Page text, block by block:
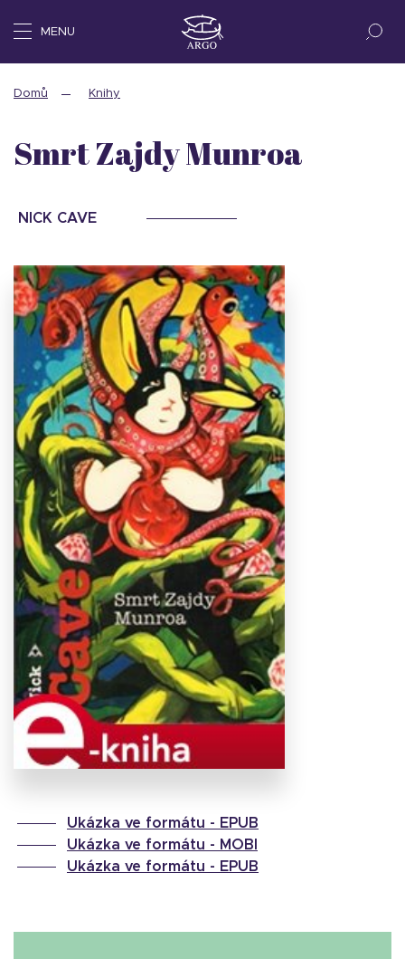
MENU
Domů Knihy
Ukázka ve formátu - EPUB
Ukázka ve formátu - MOBI
Ukázka ve formátu - EPUB
Smrt Zajdy Munroa
NICK CAVE